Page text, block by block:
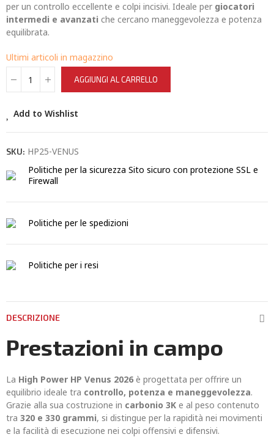
per un controllo eccellente e colpi incisivi. Ideale per giocatori
intermedi e avanzati che cercano maneggevolezza e potenza
equilibrata.
Ultimi articoli in magazzino
AGGIUNGI AL CARRELLO
Add to Wishlist
SKU: HP25-VENUS
Politiche per la sicurezza Sito sicuro con protezione SSL e
Firewall
Politiche per le spedizioni
Politiche per i resi
DESCRIZIONE
Prestazioni in campo
La High Power HP Venus 2026 è progettata per offrire un
equilibrio ideale tra controllo, potenza e maneggevolezza.
Grazie alla sua costruzione in carbonio 3K e al peso contenuto
tra 320 e 330 grammi, si distingue per la rapidità nei movimenti
e la facilità di esecuzione nei colpi offensivi e difensivi.